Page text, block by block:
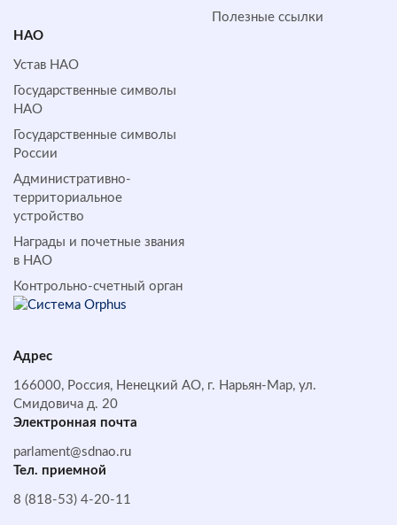
Полезные ссылки
НАО
Устав НАО
Государственные символы
НАО
Государственные символы
России
Административно-
территориальное
устройство
Награды и почетные звания
в НАО
Контрольно-счетный орган
Адрес
166000, Россия, Ненецкий АО, г. Нарьян-Мар, ул.
Смидовича д. 20
Электронная почта
parlament@sdnao.ru
Тел. приемной
8 (818-53) 4-20-11